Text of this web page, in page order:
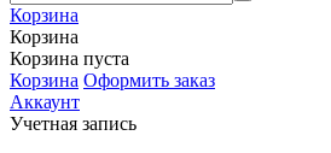
Корзина
Корзина
Корзина пуста
Корзина Оформить заказ
Аккаунт
Учетная запись